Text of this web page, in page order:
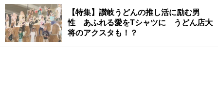
【特集】讃岐うどんの推し活に励む男
性 あふれる愛をTシャツに うどん店大
将のアクスタも！？